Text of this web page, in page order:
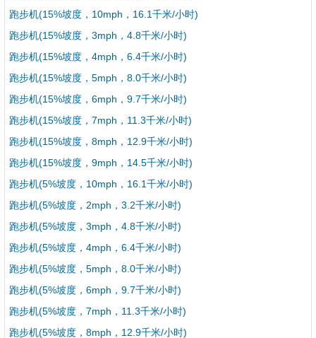
跑步机(15%坡度，10mph，16.1千米/小时)
跑步机(15%坡度，3mph，4.8千米/小时)
跑步机(15%坡度，4mph，6.4千米/小时)
跑步机(15%坡度，5mph，8.0千米/小时)
跑步机(15%坡度，6mph，9.7千米/小时)
跑步机(15%坡度，7mph，11.3千米/小时)
跑步机(15%坡度，8mph，12.9千米/小时)
跑步机(15%坡度，9mph，14.5千米/小时)
跑步机(5%坡度，10mph，16.1千米/小时)
跑步机(5%坡度，2mph，3.2千米/小时)
跑步机(5%坡度，3mph，4.8千米/小时)
跑步机(5%坡度，4mph，6.4千米/小时)
跑步机(5%坡度，5mph，8.0千米/小时)
跑步机(5%坡度，6mph，9.7千米/小时)
跑步机(5%坡度，7mph，11.3千米/小时)
跑步机(5%坡度，8mph，12.9千米/小时)